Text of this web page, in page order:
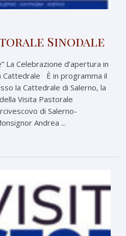
Sinodale
La Celebrazione d’apertura in
Cattedrale È in programma il
la Cattedrale di Salerno, la
Visita Pastorale
di Salerno-
Andrea ...